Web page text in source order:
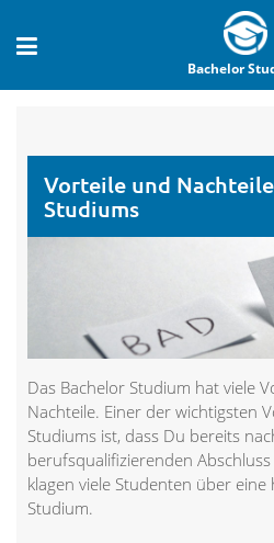
Bachelor
Vorteile und
Studiums
Das Bachelor Studium hat viele
Nachteile. Einer der wichtigsten
Studiums ist, dass Du bereits
berufsqualifizierenden
klagen viele Studenten über
Studium.